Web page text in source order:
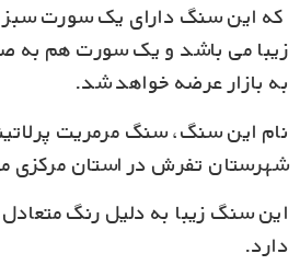
که این سنگ دارای یک سورت سبز
زیبا می باشد و یک سورت هم به
به بازار عرضه خواهد شد.
نام این سنگ، سنگ مرمریت
شهرستان تفرش در استان مرکزی
این سنگ زیبا به دلیل رنگ
دارد.